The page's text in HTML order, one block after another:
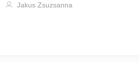
Jakus Zsuzsanna